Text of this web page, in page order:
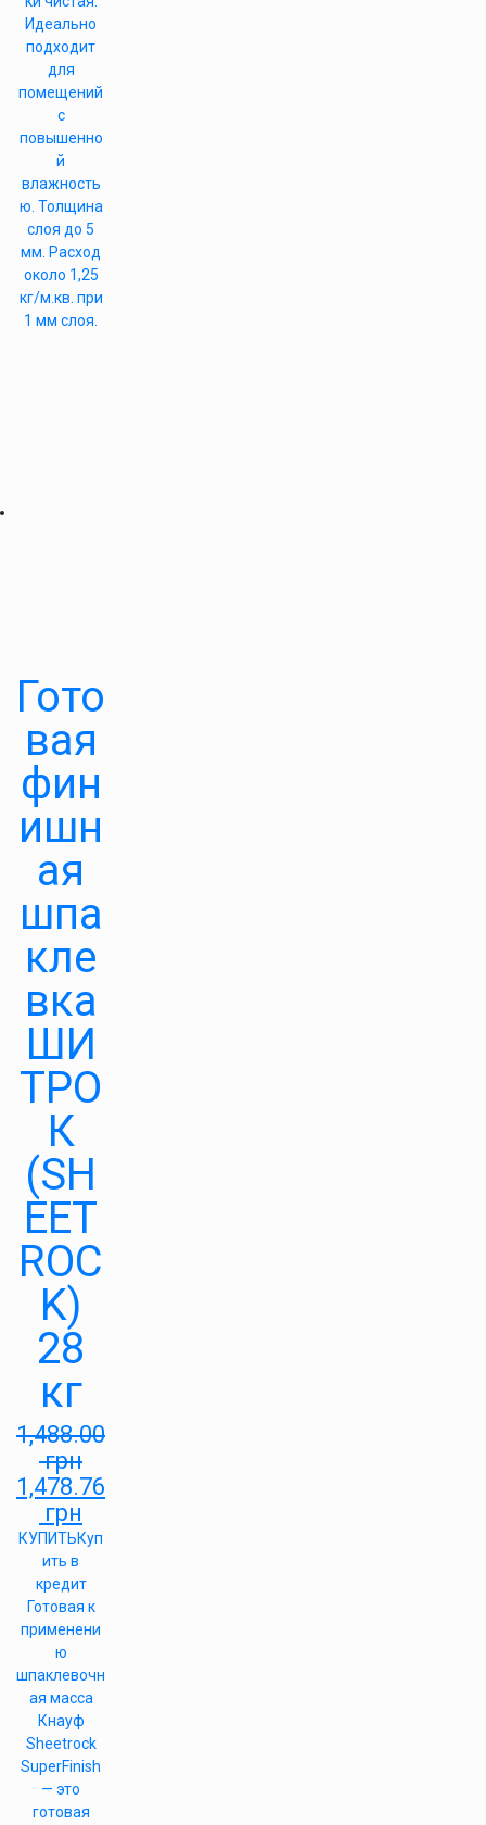
Идеально
подходит
для
помещений
с
повышенно
й
влажность
ю. Толщина
слоя до 5
мм. Расход
около 1,25
кг/м.кв. при
1 мм слоя.
Гото
вая
фин
ишн
ая
шпа
кле
вка
ШИ
ТРО
К
(SH
EET
ROC
K)
28
кг
1,488.00
грн
1,478.76
грн
КУПИТЬКуп
ить в
кредит
Готовая к
применени
ю
шпаклевочн
ая масса
Кнауф
Sheetrock
SuperFinish
— это
готовая